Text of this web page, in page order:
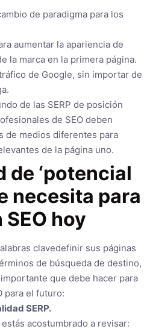
de paradigma para los
aumentar la apariencia de
la marca en la primera página.
de Google, sin importar de
de las SERP de posición
de SEO deben
de medios diferentes para
de la página uno.
de ‘potencial
necesita para
hoy
clavedefinir sus páginas
de búsqueda de destino,
que debe hacer para
para el futuro:
SERP.
acostumbrado a revisar: